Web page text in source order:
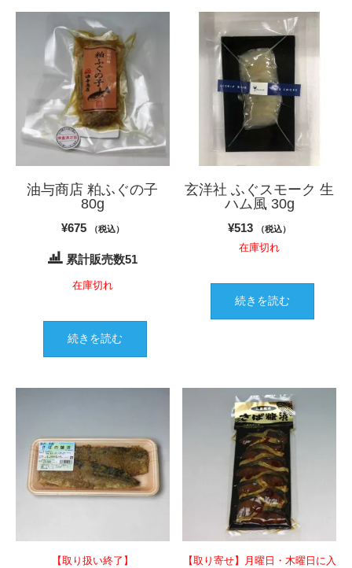
油与商店 粕ふぐの子
80g
¥675 （税込）
累計販売数51
在庫切れ
続きを読む
玄洋社 ふぐスモーク 生
ハム風 30g
¥513 （税込）
在庫切れ
続きを読む
【取り扱い終了】
【取り寄せ】月曜日・木曜日に入